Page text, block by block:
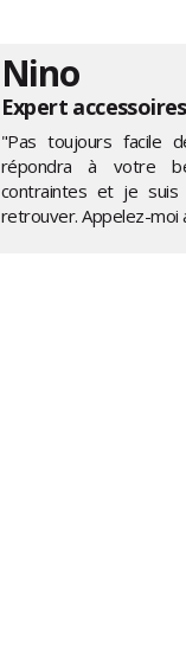
Nino
Expert accessoires
"Pas toujours facile
répondra à votre
contraintes et je
retrouver. Appelez-moi